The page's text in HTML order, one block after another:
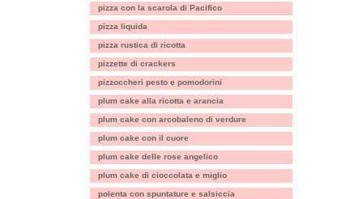
pizza con la scarola di Pacifico
pizza liquida
pizza rustica di ricotta
pizzette di crackers
pizzoccheri pesto e pomodorini
plum cake alla ricotta e arancia
plum cake con arcobaleno di verdure
plum cake con il cuore
plum cake delle rose angelico
plum cake di cioccolata e miglio
polenta con spuntature e salsiccia